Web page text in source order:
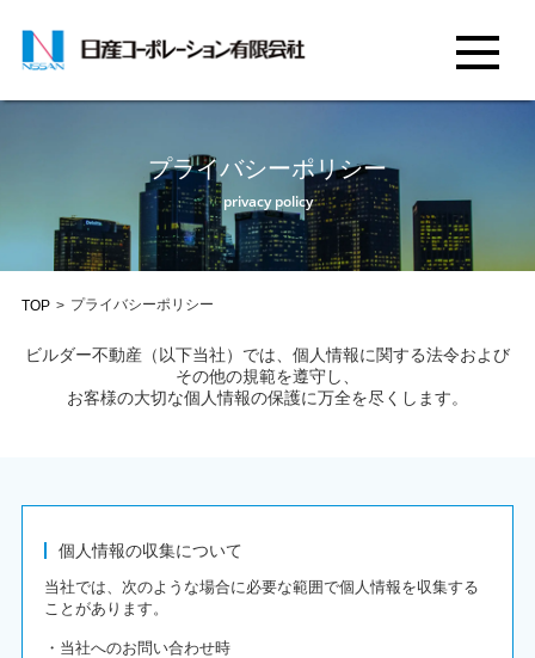
プライバシーポリシー
privacy policy
TOP > プライバシーポリシー
ビルダー不動産（以下当社）では、個人情報に関する法令および
その他の規範を遵守し、
お客様の大切な個人情報の保護に万全を尽くします。
個人情報の収集について
当社では、次のような場合に必要な範囲で個人情報を収集する
ことがあります。
・当社へのお問い合わせ時